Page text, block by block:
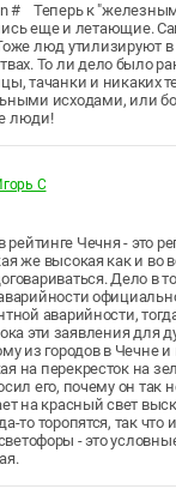
# Теперь к
еще и летающие.
люд утилизируют
То ли дело было
тачанки и никаких
исходами, или
люди!
С
рейтинге Чечня - это
же высокая как и во
Дело в
аварийности,
эти заявления для
из городов в Чечне
на перекресток на
его, почему он так
на красный свет
то торопятся, так что
- это